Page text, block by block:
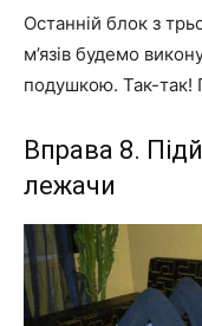
Останній блок з
м’язів будемо
подушкою. Так-так!
Вправа 8.
лежачи